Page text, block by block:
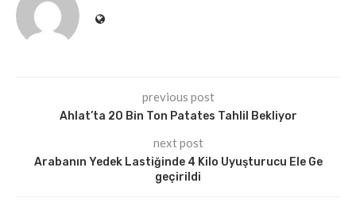
previous post
Ahlat’ta 20 Bin Ton Patates Tahlil Bekliyor
next post
Arabanın Yedek Lastiğinde 4 Kilo Uyuşturucu Ele Ge
geçirildi